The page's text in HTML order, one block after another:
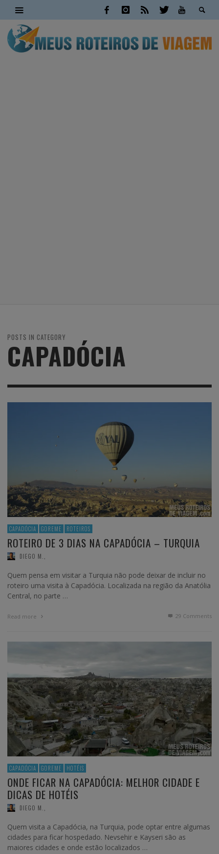
POSTS IN CATEGORY
CAPADÓCIA
CAPADÓCIA GOREME ROTEIROS
ROTEIRO DE 3 DIAS NA CAPADÓCIA – TURQUIA
DIEGO M.
Quem pensa em visitar a Turquia não pode deixar de incluir no
roteiro uma visita à Capadócia. Localizada na região da Anatólia
Central, no parte …
Read more 29 Comments
CAPADÓCIA GOREME HOTÉIS
ONDE FICAR NA CAPADÓCIA: MELHOR CIDADE E
DICAS DE HOTÉIS
DIEGO M.
Quem visita a Capadócia, na Turquia, pode optar entre algumas
cidades para ficar hospedado. Nevsehir e Kayseri são as
maiores cidades e onde estão localizados …